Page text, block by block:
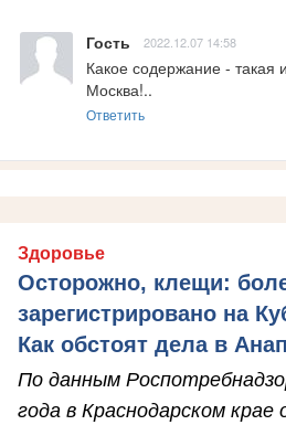
Гость 2022.12.07 14:58
Какое содержание -
Москва!..
Ответить
Здоровье
Осторожно, клещи:
зарегистрировано на
Как обстоят дела в
По данным
года в Краснодарском крае